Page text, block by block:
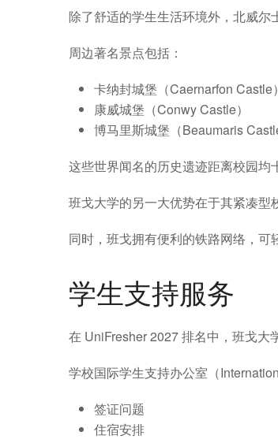
除了舒适的学生生活环境外，北威尔
周边著名景点包括：
卡纳封城堡（Caernarfon Castle）
康威城堡（Conwy Castle）
博马里斯城堡（Beaumaris
这些世界闻名的历史遗迹距离校园均
班戈大学的另一大优势在于其紧凑型
同时，班戈拥有便利的铁路网络，可
学生支持服务
在 UniFresher 2027 排名中，班戈大
学校国际学生支持办公室（
签证问题
住宿安排